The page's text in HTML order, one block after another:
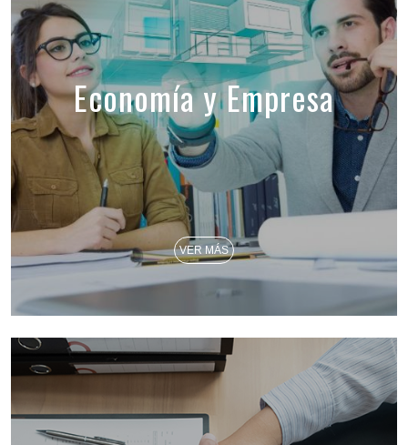
Economía y Empresa
VER MÁS